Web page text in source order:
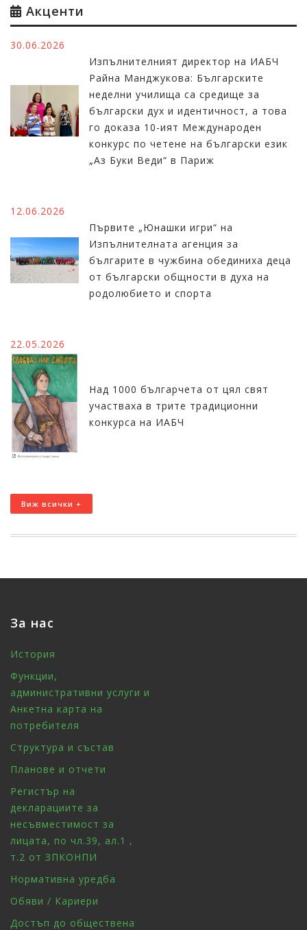
Акценти
30.06.2026
Изпълнителният директор на ИАБЧ
Райна Манджукова: Българските
неделни училища са средище за
български дух и идентичност, а това
го доказа 10-ият Международен
конкурс по четене на български език
„Аз Буки Веди“ в Париж
12.06.2026
Първите „Юнашки игри“ на
Изпълнителната агенция за
българите в чужбина обединиха деца
от български общности в духа на
родолюбието и спорта
22.05.2026
Над 1000 българчета от цял свят
участваха в трите традиционни
конкурса на ИАБЧ
Виж всички +
За нас
История
Функции,
административни услуги и
Анкетна карта на
потребителя
Структура и състав
Планове и отчети
Регистър на
декларациите за
несъвместимост за
лицата, по чл.39, ал.1 ,
т.2 от ЗПКОНПИ
Нормативна уредба
Обяви / Кариери
Достъп до обществена